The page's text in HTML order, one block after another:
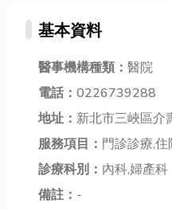
基本資料
醫事機構種類： 醫院
電話： 0226739288
地址： 新北市三峽區
服務項目： 門診診療,
診療科別： 內科,婦產科
備註： -